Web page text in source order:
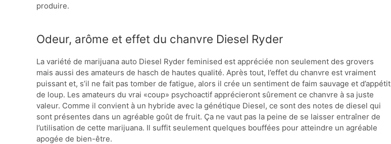
produire.
Odeur, arôme et effet du chanvre Diesel Ryder
La variété de marijuana auto Diesel Ryder feminised est appréciée non seulement des grovers
mais aussi des amateurs de hasch de hautes qualité. Après tout, l’effet du chanvre est vraiment
puissant et, s’il ne fait pas tomber de fatigue, alors il crée un sentiment de faim sauvage et d’appétit
de loup. Les amateurs du vrai «coup» psychoactif apprécieront sûrement ce chanvre à sa juste
valeur. Comme il convient à un hybride avec la génétique Diesel, ce sont des notes de diesel qui
sont présentes dans un agréable goût de fruit. Ça ne vaut pas la peine de se laisser entraîner de
l’utilisation de cette marijuana. Il suffit seulement quelques bouffées pour atteindre un agréable
apogée de bien-être.